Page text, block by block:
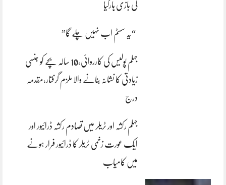
کی بازی ہارگیا
“یہ سسٹم اب نہیں چلے گا”
جہلم پولیس کی کارروائی،10 سالہ بچے کو جنسی
زیادتی کا نشانہ بنانے والا ملزم گرفتار،مقدمہ
درج
جہلم رکشہ اور ٹریلر میں تصادم رکشہ ڈرائیور اور
ایک عورت زخمی ٹریلر کا ڈرائیور فرار ہونے
میں کامیاب